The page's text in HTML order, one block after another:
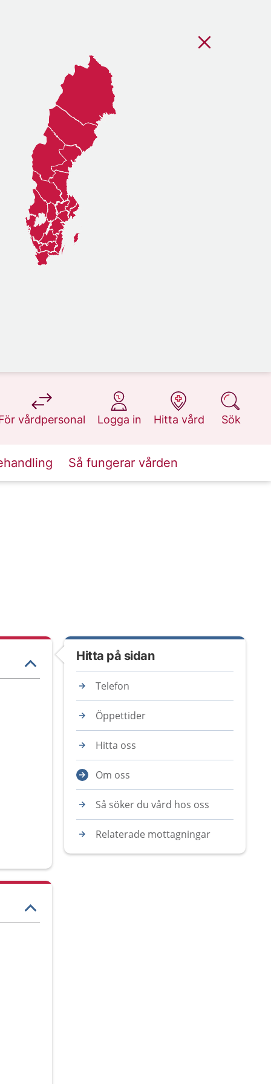
vårdpersonal
på 1177.se
Logga in
på 1177.se
Hitta vård
på 1177.se
Sök
på 1177.se
Så fungerar vården
Hitta på sidan
Telefon
Öppettider
Hitta oss
Om oss
Så söker du vård hos oss
Relaterade mottagningar